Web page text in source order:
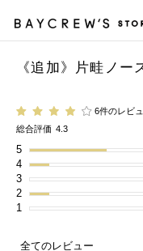
《追加》片畦ノ
6件のレビ
総合評価 4.3
5
4
3
2
1